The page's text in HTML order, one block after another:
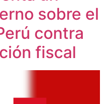
sobre el
contra
fiscal